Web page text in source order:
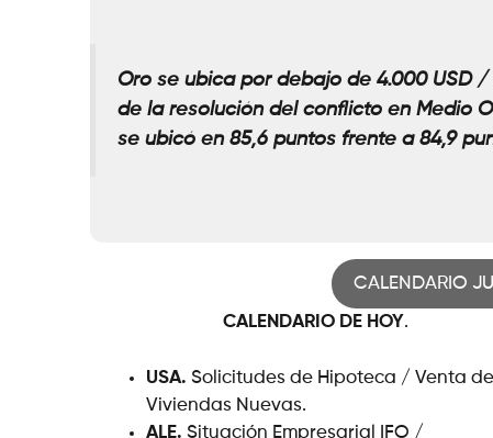
Oro se ubica por debajo de 4.000 USD
de la resolución del conflicto en Medio
se ubicó en 85,6 puntos frente a 84,9
CALENDARIO
CALENDARIO DE HOY.
USA. Solicitudes de Hipoteca / Venta de
Viviendas Nuevas.
ALE. Situación Empresarial IFO /